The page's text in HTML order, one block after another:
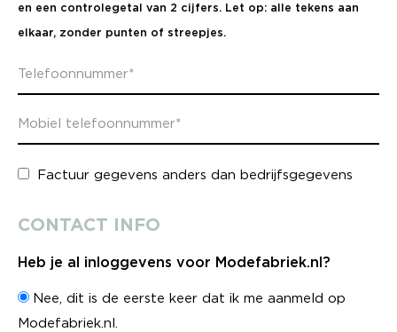
en een controlegetal van 2 cijfers. Let op: alle tekens aan
elkaar, zonder punten of streepjes.
Factuur gegevens anders dan bedrijfsgegevens
CONTACT INFO
Heb je al inloggevens voor Modefabriek.nl?
Nee, dit is de eerste keer dat ik me aanmeld op
Modefabriek.nl.